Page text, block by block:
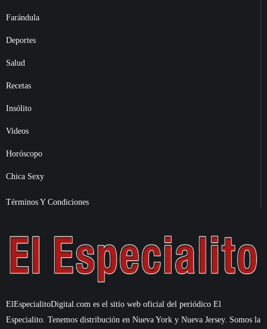
Farándula
Deportes
Salud
Recetas
Insólito
Videos
Horóscopo
Chica Sexy
Términos Y Condiciones
ElEspecialitoDigital.com es el sitio web oficial del periódico El
Especialito. Tenemos distribución en Nueva York y Nueva Jersey. Somos la